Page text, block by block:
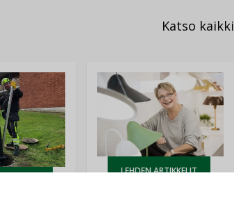
Katso kaikki
LEHDEN ARTIKKELIT